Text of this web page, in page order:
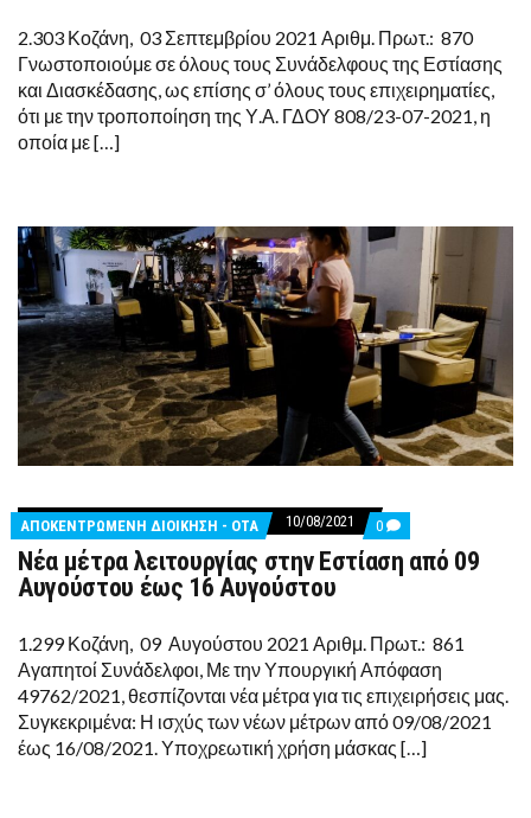
Η
ΤΕΛΕΥΤΑΙΑ
ΗΜΕΡΟΜΗΝΙΑ
ΥΠΟΒΟΛΗΣ
ΤΗΣ
ΑΙΤΗΣΗΣ
2.303 Κοζάνη, 03 Σεπτεμβρίου 2021 Αριθμ. Πρωτ.: 870
Γνωστοποιούμε σε όλους τους Συνάδελφους της Εστίασης
και Διασκέδασης, ως επίσης σ’ όλους τους επιχειρηματίες,
ότι με την τροποποίηση της Υ.Α. ΓΔΟΥ 808/23-07-2021, η
οποία με […]
ΑΠΟΚΕΝΤΡΩΜΕΝΗ ΔΙΟΙΚΗΣΗ - ΟΤΑ 10/08/2021 0 COMMENTS
ON
ΝΈΑ
ΜΈΤΡΑ
ΑΠΌ
09
ΑΥΓΟΎΣΤΟΥ
ΈΩΣ
16
ΑΥΓΟΎΣΤΟΥ
Νέα μέτρα λειτουργίας στην Εστίαση από 09
Αυγούστου έως 16 Αυγούστου
1.299 Κοζάνη, 09 Αυγούστου 2021 Αριθμ. Πρωτ.: 861
Αγαπητοί Συνάδελφοι, Με την Υπουργική Απόφαση
49762/2021, θεσπίζονται νέα μέτρα για τις επιχειρήσεις μας.
Συγκεκριμένα: Η ισχύς των νέων μέτρων από 09/08/2021
έως 16/08/2021. Υποχρεωτική χρήση μάσκας […]